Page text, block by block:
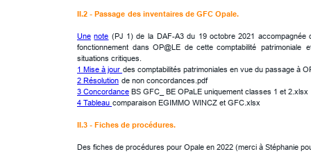
II.2 - Passage des inventaires de GFC Opale.
Une note (PJ 1) de la DAF-A3 du 19 octobre 2021 accompagnée
fonctionnement dans OP@LE de cette comptabilité patrimoniale
situations critiques.
1 Mise à jour des comptabilités patrimoniales en vue du passage à
2 Résolution de non concordances.pdf
3 Concordance BS GFC_ BE OPaLE uniquement classes 1 et 2.xlsx
4 Tableau comparaison EGIMMO WINCZ et GFC.xlsx
II.3 - Fiches de procédures.
Des fiches de procédures pour Opale en 2022 (merci à Stéphanie